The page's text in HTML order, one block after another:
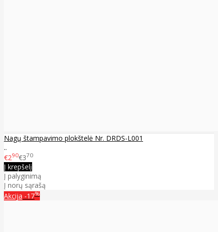
Nagų štampavimo plokštelė Nr. DRDS-L001
..
€290€370
Į krepšelį
Į palyginimą
Į norų sąrašą
Akcija -17%